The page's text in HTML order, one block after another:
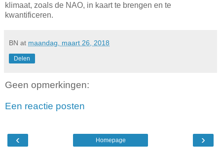
klimaat, zoals de NAO, in kaart te brengen en te
kwantificeren.
BN at maandag, maart 26, 2018
Delen
Geen opmerkingen:
Een reactie posten
‹ ›
Homepage